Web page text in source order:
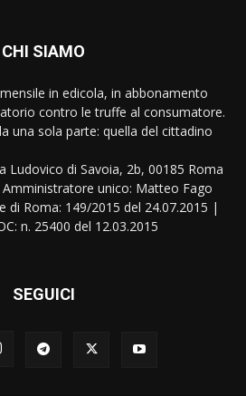
CHI SIAMO
in edicola, in abbonamento
contro le truffe al consumatore.
una sola parte: quella del cittadino
Ludovico di Savoia, 2b, 00185 Roma
Amministratore unico: Matteo Fago
di Roma: 149/2015 del 24.07.2015 |
n. 25400 del 12.03.2015
SEGUICI